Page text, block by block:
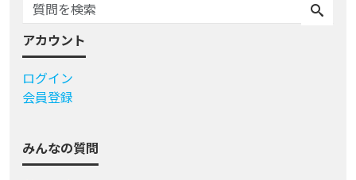
アカウント
ログイン
会員登録
みんなの質問